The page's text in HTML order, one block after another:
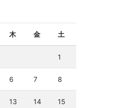
木 金 土
1
6 7 8
13 14 15